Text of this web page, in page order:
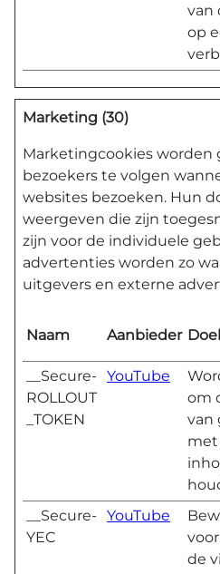
van
op
Marketing (30)
Marketingcookies worden
bezoekers te volgen
websites bezoeken. Hun
weergeven die zijn
zijn voor de individuele
advertenties worden zo
uitgevers en externe
Naam Aanbieder Doel
__Secure-
ROLLOUT
_TOKEN
YouTube
om
van
__Secure-
YEC
YouTube
de